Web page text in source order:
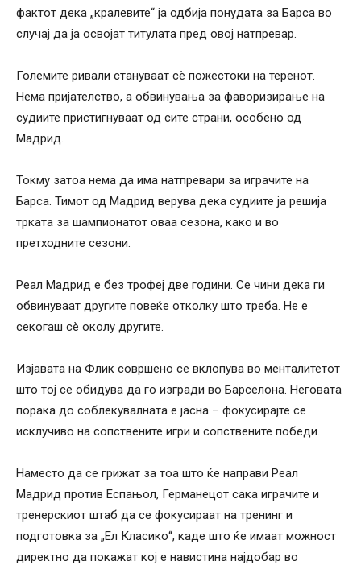
фактот дека „кралевите“ ја одбија понудата за Барса во
случај да ја освојат титулата пред овој натпревар.
Големите ривали стануваат сè пожестоки на теренот.
Нема пријателство, а обвинувања за фаворизирање на
судиите пристигнуваат од сите страни, особено од
Мадрид.
Токму затоа нема да има натпревари за играчите на
Барса. Тимот од Мадрид верува дека судиите ја решија
трката за шампионатот оваа сезона, како и во
претходните сезони.
Реал Мадрид е без трофеј две години. Се чини дека ги
обвинуваат другите повеќе отколку што треба. Не е
секогаш сè околу другите.
Изјавата на Флик совршено се вклопува во менталитетот
што тој се обидува да го изгради во Барселона. Неговата
порака до соблекувалната е јасна – фокусирајте се
исклучиво на сопствените игри и сопствените победи.
Наместо да се грижат за тоа што ќе направи Реал
Мадрид против Еспањол, Германецот сака играчите и
тренерскиот штаб да се фокусираат на тренинг и
подготовка за „Ел Класико“, каде што ќе имаат можност
директно да покажат кој е навистина најдобар во